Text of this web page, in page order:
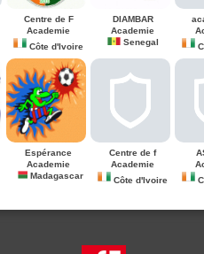
Centre de F
Academie
Côte d'Ivoire
DIAMBAR
Academie
Senegal
Espérance
Academie
Madagascar
Centre de f
Academie
Côte d'Ivoire